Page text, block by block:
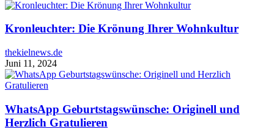
Kronleuchter: Die Krönung Ihrer Wohnkultur
thekielnews.de
Juni 11, 2024
WhatsApp Geburtstagswünsche: Originell und
Herzlich Gratulieren